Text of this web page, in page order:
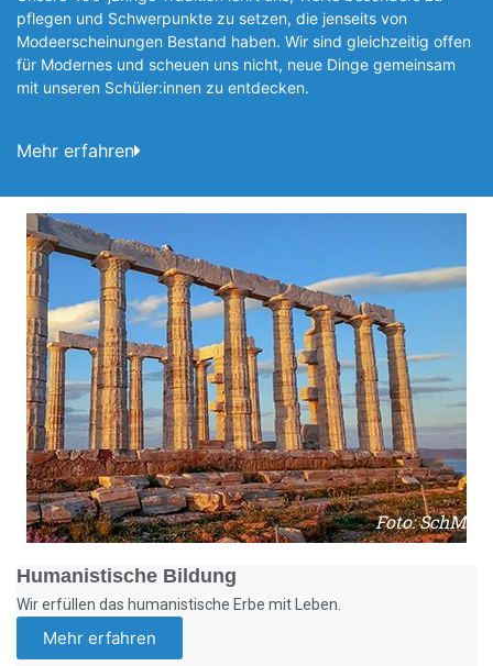
pflegen und Schwerpunkte zu setzen, die jen­seits von
Modeerscheinungen Be­stand haben. Wir sind gleichzeitig offen
für Modernes und scheuen uns nicht, neue Dinge gemeinsam
mit unseren Schüler:innen zu entde­cken.
Mehr erfahren
Foto: SchM
Humanistische Bildung
Wir erfüllen das humanistische Erbe mit Leben.
Mehr erfahren